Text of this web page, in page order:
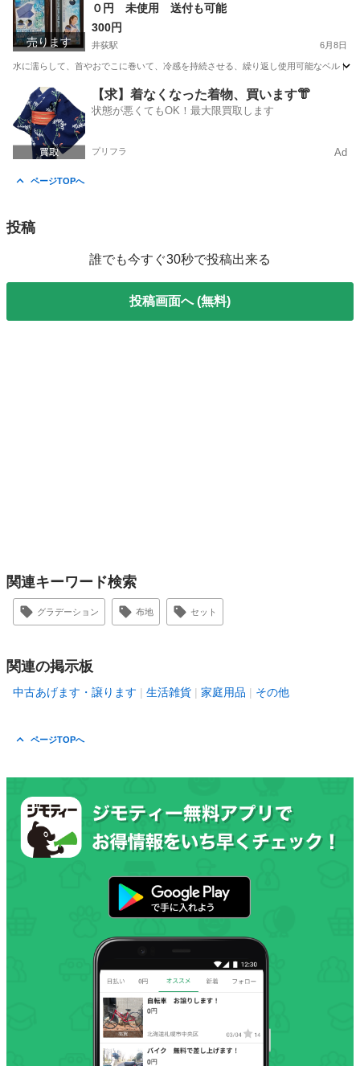
食器 周辺
売ります
０円 未使用 送付も可能
300円
井荻駅 6月8日
水に濡らして、首やおでこに巻いて、冷感を持続させる、繰り返し使用可能なベル
東京 杉並区 井荻駅 その他 東京 新宿区 新宿駅
その他 キシリトール
【求】着なくなった着物、買います👘
状態が悪くてもOK！最大限買取します
プリフラ Ad
ページTOPへ
投稿
誰でも今すぐ30秒で投稿出来る
投稿画面へ (無料)
関連キーワード検索
グラデーション 布地 セット
関連の掲示板
中古あげます・譲ります 生活雑貨 家庭用品 その他
ページTOPへ